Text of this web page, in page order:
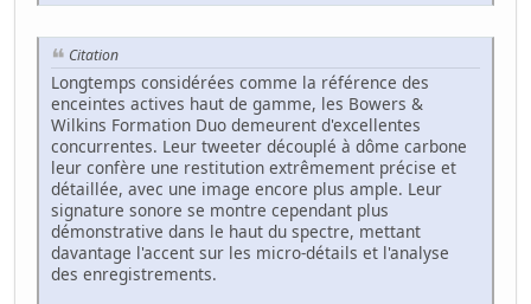
Citation
Longtemps considérées comme la référence des
enceintes actives haut de gamme, les Bowers &
Wilkins Formation Duo demeurent d'excellentes
concurrentes. Leur tweeter découplé à dôme carbone
leur confère une restitution extrêmement précise et
détaillée, avec une image encore plus ample. Leur
signature sonore se montre cependant plus
démonstrative dans le haut du spectre, mettant
davantage l'accent sur les micro-détails et l'analyse
des enregistrements.